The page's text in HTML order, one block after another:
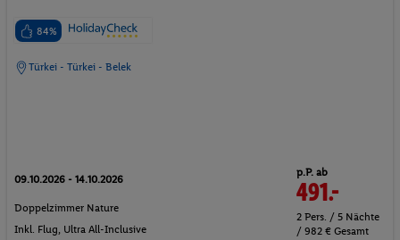
84%
Türkei - Türkei - Belek
09.10.2026 - 14.10.2026
Doppelzimmer Nature
Inkl. Flug, Ultra All-Inclusive
p.P. ab
491.-
2 Pers. / 5 Nächte
/ 982 € Gesamt